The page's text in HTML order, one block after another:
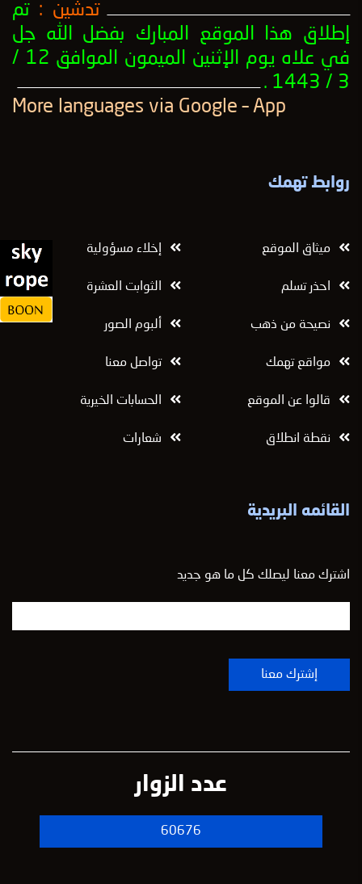
ــــــــــــــــــــــــــــــــــــــــــــــــــــــــــــــــــــــــــــــــــــــــــــــــــــ تدشين : تم
إطلاق هذا الموقع المبارك بفضل الله جل
في علاه يوم الإثنين الميمون الموافق 12 /
3 / 1443 .
ــــــــــــــــــــــــــــــــــــــــــــــــــــــــــــــــــــــــــــــــــــــــــــــــــــ
روابط تهمك
ميثاق الموقع إخلاء مسؤولية
احذر تسلم الثوابت العشرة
نصيحة من ذهب ألبوم الصور
مواقع تهمك تواصل معنا
قالوا عن الموقع الحسابات الخيرية
نقطة انطلاق شعارات
القائمه البريدية
اشترك معنا ليصلك كل ما هو جديد
عدد الزوار
60676